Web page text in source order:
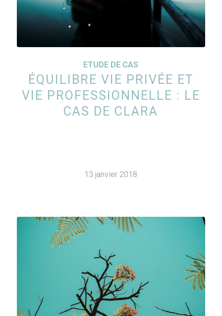
ETUDE DE CAS
ÉQUILIBRE VIE PRIVÉE ET
VIE PROFESSIONNELLE : LE
CAS DE CLARA
13 janvier 2018